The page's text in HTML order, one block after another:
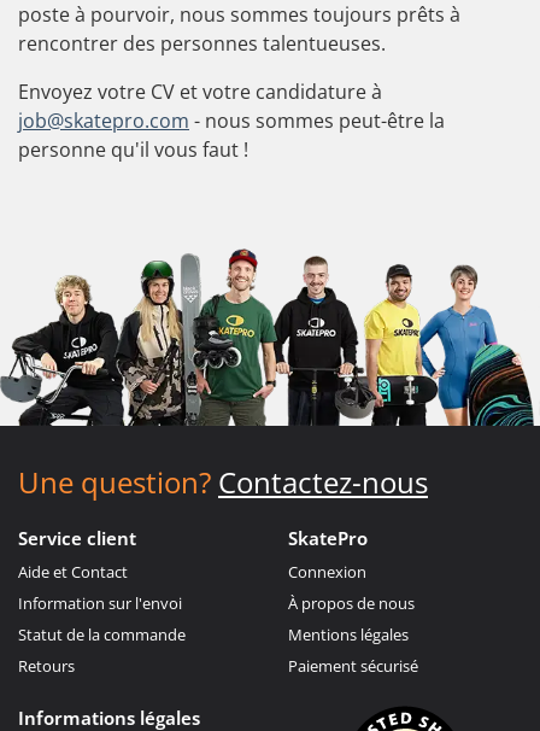
poste à pourvoir, nous sommes toujours prêts à
rencontrer des personnes talentueuses.
Envoyez votre CV et votre candidature à
job@skatepro.com - nous sommes peut-être la
personne qu'il vous faut !
Une question? Contactez-nous
Service client
Aide et Contact
Information sur l'envoi
Statut de la commande
Retours
SkatePro
Connexion
À propos de nous
Mentions légales
Paiement sécurisé
Informations légales